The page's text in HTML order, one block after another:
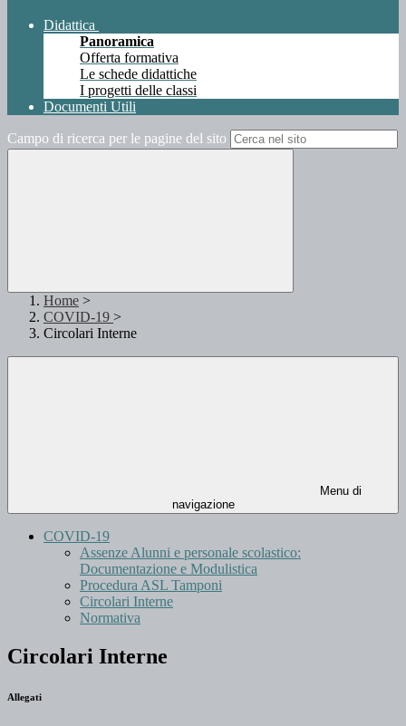
Didattica
Panoramica
Offerta formativa
Le schede didattiche
I progetti delle classi
Documenti Utili
Campo di ricerca per le pagine del sito
Home >
COVID-19 >
Circolari Interne
Menu di
navigazione
COVID-19
Assenze Alunni e personale scolastico:
Documentazione e Modulistica
Procedura ASL Tamponi
Circolari Interne
Normativa
Circolari Interne
Allegati